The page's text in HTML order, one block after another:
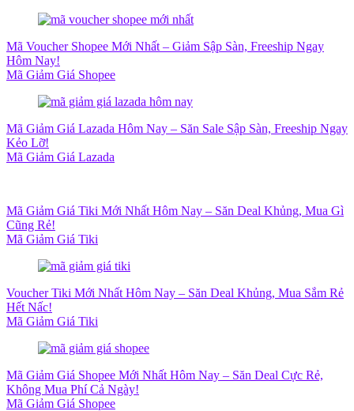
Mã Voucher Shopee Mới Nhất – Giảm Sập Sàn, Freeship Ngay
Hôm Nay!
Mã Giảm Giá Shopee
Mã Giảm Giá Lazada Hôm Nay – Săn Sale Sập Sàn, Freeship Ngay
Kẻo Lỡ!
Mã Giảm Giá Lazada
Mã Giảm Giá Tiki Mới Nhất Hôm Nay – Săn Deal Khủng, Mua Gì
Cũng Rẻ!
Mã Giảm Giá Tiki
Voucher Tiki Mới Nhất Hôm Nay – Săn Deal Khủng, Mua Sắm Rẻ
Hết Nấc!
Mã Giảm Giá Tiki
Mã Giảm Giá Shopee Mới Nhất Hôm Nay – Săn Deal Cực Rẻ,
Không Mua Phí Cả Ngày!
Mã Giảm Giá Shopee